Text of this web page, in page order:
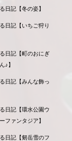
日記【冬の姿】
日記【いちご狩り
日記【町のおにぎ
♪】
日記【みんな飾っ
日記【環水公園ウ
ファンタジア】
日記【剱岳雪のフ